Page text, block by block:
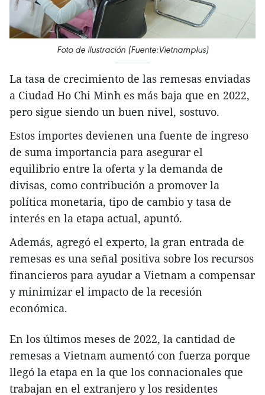
Foto de ilustración (Fuente:Vietnamplus)
La tasa de crecimiento de las remesas enviadas
a Ciudad Ho Chi Minh es más baja que en 2022,
pero sigue siendo un buen nivel, sostuvo.
Estos importes devienen una fuente de ingreso
de suma importancia para asegurar el
equilibrio entre la oferta y la demanda de
divisas, como contribución a promover la
política monetaria, tipo de cambio y tasa de
interés en la etapa actual, apuntó.
Además, agregó el experto, la gran entrada de
remesas es una señal positiva sobre los recursos
financieros para ayudar a Vietnam a compensar
y minimizar el impacto de la recesión
económica.
En los últimos meses de 2022, la cantidad de
remesas a Vietnam aumentó con fuerza porque
llegó la etapa en la que los connacionales que
trabajan en el extranjero y los residentes